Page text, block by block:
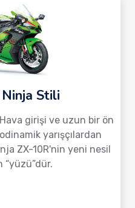
Stili
girişi ve uzun bir ön
yarışçılardan
ZX-10R'nin yeni nesil